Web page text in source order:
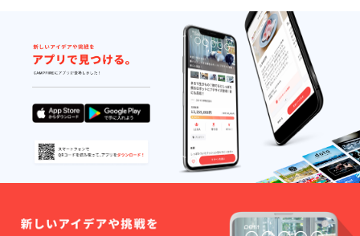
のご利
用は繁
忙期な
どには
ご要望
にお応
えでき
ない場
合がご
ざいま
す。
・会
員権の
有効期
11月1日
から1年
が必須
となり
ます
※必ず会
員本人
が同席
でない
と来店
不可と
させて
いただ
きます
※代理
での来
せてい
ただき
します
③二回
目以
降、会
員専用
サイト
からご
予約と
なりま
す。
※予約の
際は会
員番号
必須と
す ※
入店時